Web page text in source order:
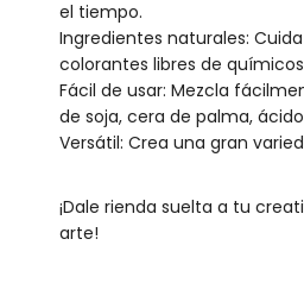
el tiempo.
Ingredientes naturales:
colorantes libres de
Fácil de usar: Mezcla
de soja, cera de palma,
Versátil: Crea una gran
¡Dale rienda suelta a tu
arte!